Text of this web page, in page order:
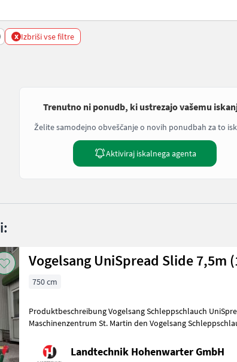
x Izbriši vse filtre
Trenutno ni ponudb, ki ustrezajo vašemu
Želite samodejno obveščanje o novih ponudbah za to
Aktiviraj iskalnega agenta
Vogelsang UniSpread Slide 7,5m
750 cm
Produktbeschreibung Vogelsang Schleppschlauch UniSpread Slide Ich freue
Maschinenzentrum St. Martin den Vogelsang
Landtechnik Hohenwarter GmbH